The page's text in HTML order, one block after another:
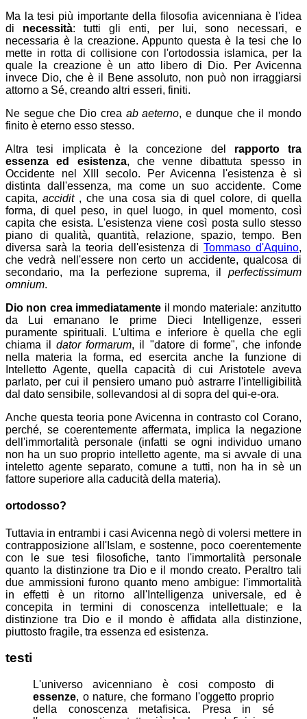
Ma la tesi più importante della filosofia avicenniana è l'idea
di necessità: tutti gli enti, per lui, sono necessari, e
necessaria è la creazione. Appunto questa è la tesi che lo
mette in rotta di collisione con l'ortodossia islamica, per la
quale la creazione è un atto libero di Dio. Per Avicenna
invece Dio, che è il Bene assoluto, non può non irraggiarsi
attorno a Sé, creando altri esseri, finiti.
Ne segue che Dio crea ab aeterno, e dunque che il mondo
finito è eterno esso stesso.
Altra tesi implicata è la concezione del rapporto tra
essenza ed esistenza, che venne dibattuta spesso in
Occidente nel XIII secolo. Per Avicenna l'esistenza è sì
distinta dall'essenza, ma come un suo accidente. Come
capita,accidit, che una cosa sia di quel colore, di quella
forma, di quel peso, in quel luogo, in quel momento, così
capita che esista. L'esistenza viene così posta sullo stesso
piano di qualità, quantità, relazione, spazio, tempo. Ben
diversa sarà la teoria dell'esistenza di Tommaso d'Aquino,
che vedrà nell'essere non certo un accidente, qualcosa di
secondario, ma la perfezione suprema, il perfectissimum
omnium.
Dio non crea immediatamente il mondo materiale: anzitutto
da Lui emanano le prime Dieci Intelligenze, esseri
puramente spirituali. L'ultima e inferiore è quella che egli
chiama ildator formarum, il "datore di forme", che infonde
nella materia la forma, ed esercita anche la funzione di
Intelletto Agente, quella capacità di cui Aristotele aveva
parlato, per cui il pensiero umano può astrarre l'intelligibilità
dal dato sensibile, sollevandosi al di sopra del qui-e-ora.
Anche questa teoria pone Avicenna in contrasto col Corano,
perché, se coerentemente affermata, implica la negazione
dell'immortalità personale (infatti se ogni individuo umano
non ha un suo proprio intelletto agente, ma si avvale di una
inteletto agente separato, comune a tutti, non ha in sè un
fattore superiore alla caducità della materia).
ortodosso?
Tuttavia in entrambi i casi Avicenna negò di volersi mettere in
contrapposizione all'Islam, e sostenne, poco coerentemente
con le sue tesi filosofiche, tanto l'immortalità personale
quanto la distinzione tra Dio e il mondo creato. Peraltro tali
due ammissioni furono quanto meno ambigue: l'immortalità
in effetti è un ritorno all'Intelligenza universale, ed è
concepita in termini di conoscenza intellettuale; e la
distinzione tra Dio e il mondo è affidata alla distinzione,
piuttosto fragile, tra essenza ed esistenza.
testi
L'universo avicenniano è cosi composto di
essenze, o nature, che formano l'oggetto proprio
della conoscenza metafisica. Presa in sé